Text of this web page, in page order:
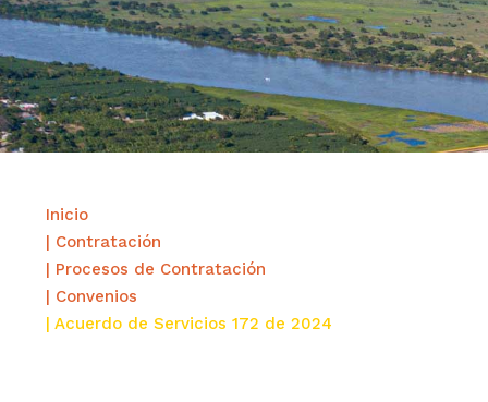
Inicio
| Contratación
| Procesos de Contratación
| Convenios
| Acuerdo de Servicios 172 de 2024